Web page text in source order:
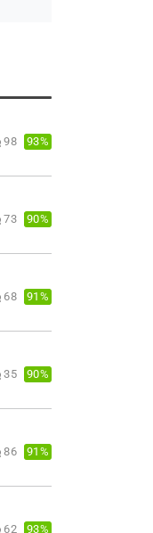
98 93%
73 90%
68 91%
35 90%
86 91%
62 93%